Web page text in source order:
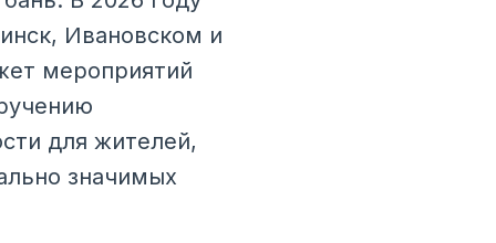
Ивановском и
мероприятий
для жителей,
значимых